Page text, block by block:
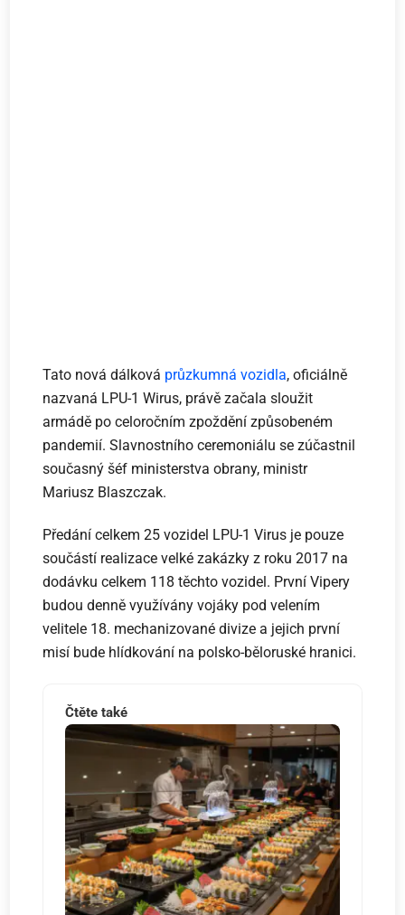
Tato nová dálková průzkumná vozidla, oficiálně
nazvaná LPU-1 Wirus, právě začala sloužit
armádě po celoročním zpoždění způsobeném
pandemií. Slavnostního ceremoniálu se zúčastnil
současný šéf ministerstva obrany, ministr
Mariusz Blaszczak.
Předání celkem 25 vozidel LPU-1 Virus je pouze
součástí realizace velké zakázky z roku 2017 na
dodávku celkem 118 těchto vozidel. První Vipery
budou denně využívány vojáky pod velením
velitele 18. mechanizované divize a jejich první
misí bude hlídkování na polsko-běloruské hranici.
Čtěte také